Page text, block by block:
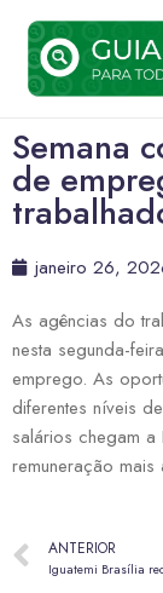
Semana
de
janeiro 26,
As agências do
nesta segunda-
emprego. As
diferentes níveis
salários chegam
remuneração
ANTERIOR